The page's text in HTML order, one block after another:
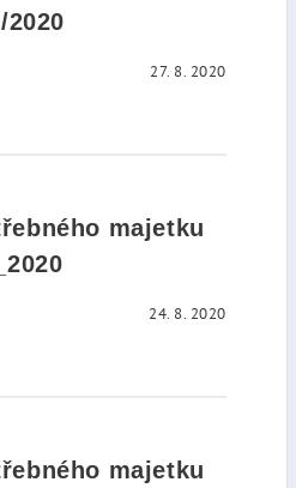
2020
27. 8. 2020
majetku
24. 8. 2020
majetku